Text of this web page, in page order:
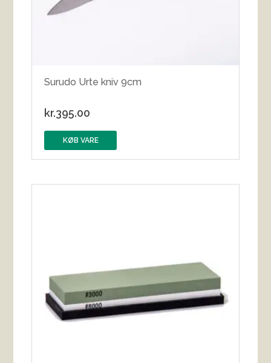
Surudo Urte kniv 9cm
kr.395.00
KØB VARE